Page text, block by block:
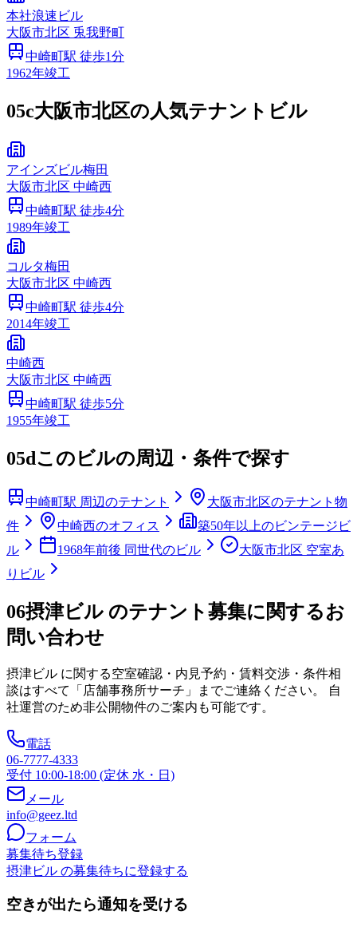
本社浪速ビル
大阪市北区 兎我野町
中崎町駅 徒歩1分
1962年竣工
05c大阪市北区の人気テナントビル
アインズビル梅田
大阪市北区 中崎西
中崎町駅 徒歩4分
1989年竣工
コルタ梅田
大阪市北区 中崎西
中崎町駅 徒歩4分
2014年竣工
中崎西
大阪市北区 中崎西
中崎町駅 徒歩5分
1955年竣工
05dこのビルの周辺・条件で探す
中崎町駅 周辺のテナント
大阪市北区のテナント物
件
中崎西のオフィス
築50年以上のビンテージビ
ル
1968年前後 同世代のビル
大阪市北区 空室あ
りビル
06摂津ビル のテナント募集に関するお
問い合わせ
摂津ビル に関する空室確認・内見予約・賃料交渉・条件相
談はすべて「店舗事務所サーチ」までご連絡ください。 自
社運営のため非公開物件のご案内も可能です。
電話
06-7777-4333
受付 10:00-18:00 (定休 水・日)
メール
info@geez.ltd
フォーム
募集待ち登録
摂津ビル の募集待ちに登録する
空きが出たら通知を受ける